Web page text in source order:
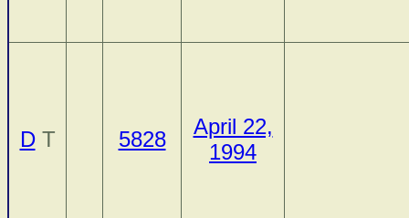
DT 5828
April 22,
1994